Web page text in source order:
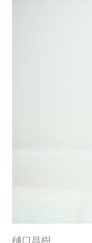
樋口昌樹